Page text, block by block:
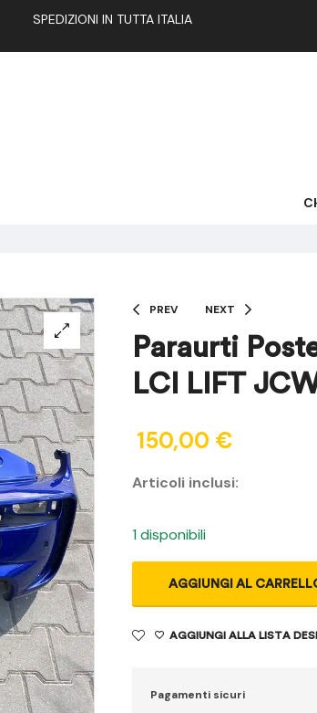
SPEDIZIONI IN TUTTA ITALIA
PREV NEXT
Paraurti
LCI LIFT
150,00 €
Articoli inclusi:
1 disponibili
AGGIUNGI AL
AGGIUNGI ALLA LISTA
Pagamenti sicuri